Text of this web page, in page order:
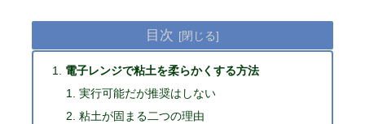
目次
電子レンジで粘土を柔らかくする方法
実行可能だが推奨はしない
粘土が固まる二つの理由